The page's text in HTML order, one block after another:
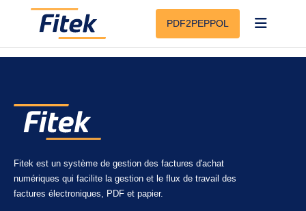
PDF2PEPPOL
You can process purchase invoices, receipts, purchase orders, and
sales invoices.
Fitek est un système de gestion des factures d'achat
numériques qui facilite la gestion et le flux de travail des
factures électroniques, PDF et papier.